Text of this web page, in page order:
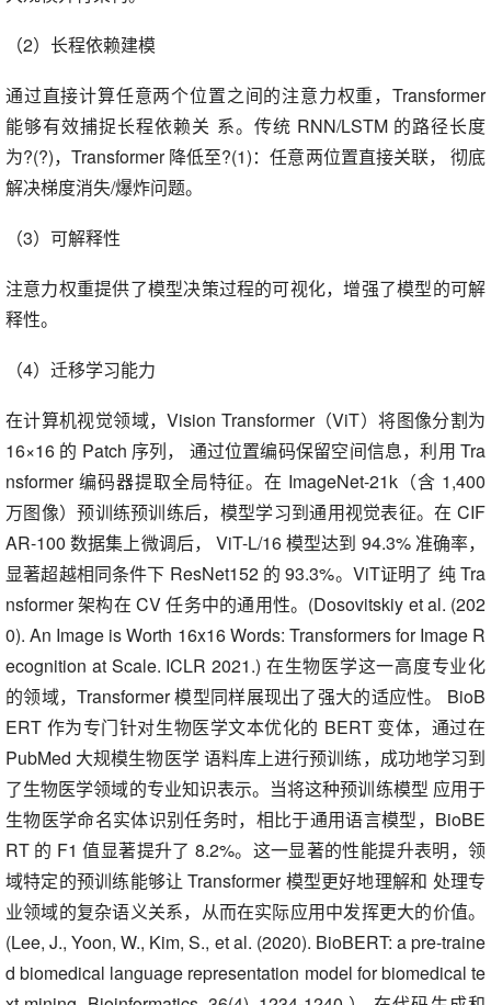
（2）长程依赖建模
通过直接计算任意两个位置之间的注意力权重，Transformer
能够有效捕捉长程依赖关 系。传统 RNN/LSTM 的路径长度
为?(?)，Transformer 降低至?(1)：任意两位置直接关联， 彻底
解决梯度消失/爆炸问题。
（3）可解释性
注意力权重提供了模型决策过程的可视化，增强了模型的可解
释性。
（4）迁移学习能力
在计算机视觉领域，Vision Transformer（ViT）将图像分割为
16×16 的 Patch 序列， 通过位置编码保留空间信息，利用 Tra
nsformer 编码器提取全局特征。在 ImageNet-21k（含 1,400
万图像）预训练预训练后，模型学习到通用视觉表征。在 CIF
AR-100 数据集上微调后， ViT-L/16 模型达到 94.3% 准确率，
显著超越相同条件下 ResNet152 的 93.3%。ViT证明了 纯 Tra
nsformer 架构在 CV 任务中的通用性。(Dosovitskiy et al. (202
0). An Image is Worth 16x16 Words: Transformers for Image R
ecognition at Scale. ICLR 2021.) 在生物医学这一高度专业化
的领域，Transformer 模型同样展现出了强大的适应性。 BioB
ERT 作为专门针对生物医学文本优化的 BERT 变体，通过在
PubMed 大规模生物医学 语料库上进行预训练，成功地学习到
了生物医学领域的专业知识表示。当将这种预训练模型 应用于
生物医学命名实体识别任务时，相比于通用语言模型，BioBE
RT 的 F1 值显著提升了 8.2%。这一显著的性能提升表明，领
域特定的预训练能够让 Transformer 模型更好地理解和 处理专
业领域的复杂语义关系，从而在实际应用中发挥更大的价值。
(Lee, J., Yoon, W., Kim, S., et al. (2020). BioBERT: a pre-traine
d biomedical language representation model for biomedical te